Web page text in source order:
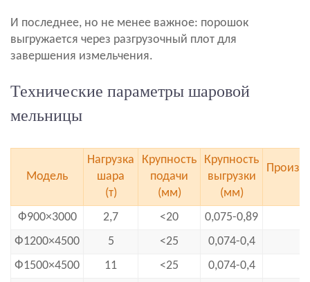
И последнее, но не менее важное: порошок
выгружается через разгрузочный плот для
завершения измельчения.
Технические параметры шаровой
мельницы
Модель
Нагрузка
шара
(т)
Крупность
подачи
(мм)
Крупность
выгрузки
(мм)
Ф900×3000 2,7 <20 0,075-0,89
Ф1200×4500
5 <25 0,074-0,4
Ф1500×4500
11 <25
0,074-0,4